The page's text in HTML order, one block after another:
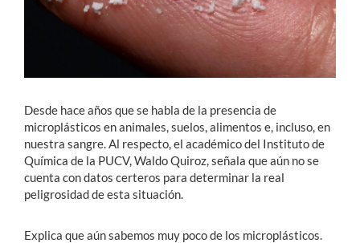
Desde hace años que se habla de la presencia de
microplásticos en animales, suelos, alimentos e, incluso, en
nuestra sangre. Al respecto, el académico del Instituto de
Química de la PUCV, Waldo Quiroz, señala que aún no se
cuenta con datos certeros para determinar la real
peligrosidad de esta situación.
Explica que aún sabemos muy poco de los microplásticos.